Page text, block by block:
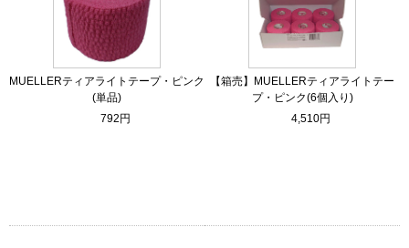
MUELLERティアライトテープ・ピンク
(単品)
792円
【箱売】MUELLERティアライトテー
プ・ピンク(6個入り)
4,510円